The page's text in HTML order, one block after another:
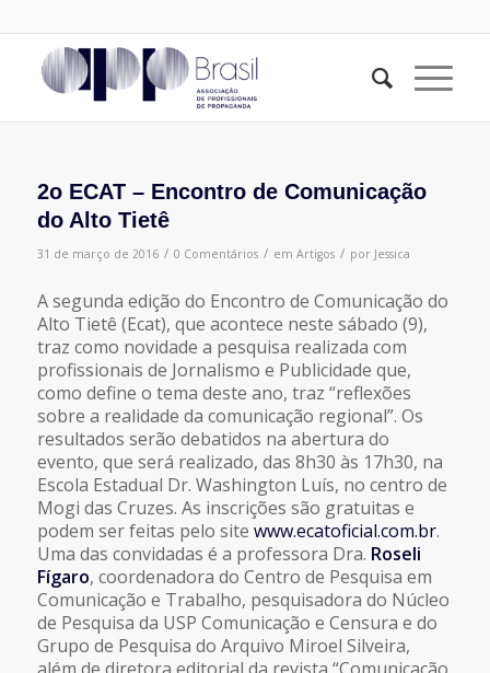
2o ECAT – Encontro de Comunicação
do Alto Tietê
31 de março de 2016 / 0 Comentários / em Artigos / por Jessica
A segunda edição do Encontro de Comunicação do
Alto Tietê (Ecat), que acontece neste sábado (9),
traz como novidade a pesquisa realizada com
profissionais de Jornalismo e Publicidade que,
como define o tema deste ano, traz “reflexões
sobre a realidade da comunicação regional”. Os
resultados serão debatidos na abertura do
evento, que será realizado, das 8h30 às 17h30, na
Escola Estadual Dr. Washington Luís, no centro de
Mogi das Cruzes. As inscrições são gratuitas e
podem ser feitas pelo site www.ecatoficial.com.br.
Uma das convidadas é a professora Dra. Roseli
Fígaro, coordenadora do Centro de Pesquisa em
Comunicação e Trabalho, pesquisadora do Núcleo
de Pesquisa da USP Comunicação e Censura e do
Grupo de Pesquisa do Arquivo Miroel Silveira,
além de diretora editorial da revista “Comunicação